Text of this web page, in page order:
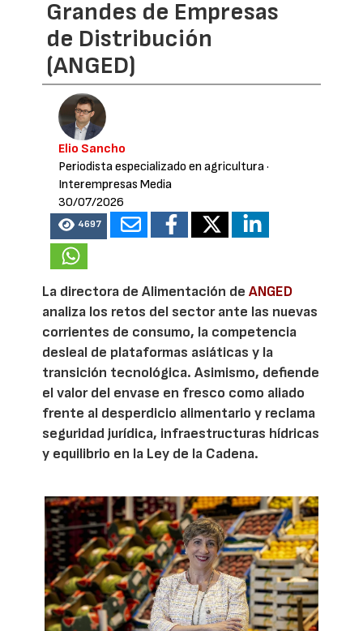
Grandes de Empresas
de Distribución
(ANGED)
Elio Sancho
Periodista especializado en agricultura·
Interempresas Media
30/07/2026
4697
La directora de Alimentación deANGED
analiza los retos del sector ante las nuevas
corrientes de consumo, la competencia
desleal de plataformas asiáticas y la
transición tecnológica. Asimismo, defiende
el valor del envase en fresco como aliado
frente al desperdicio alimentario y reclama
seguridad jurídica, infraestructuras hídricas
y equilibrio en la Ley de la Cadena.